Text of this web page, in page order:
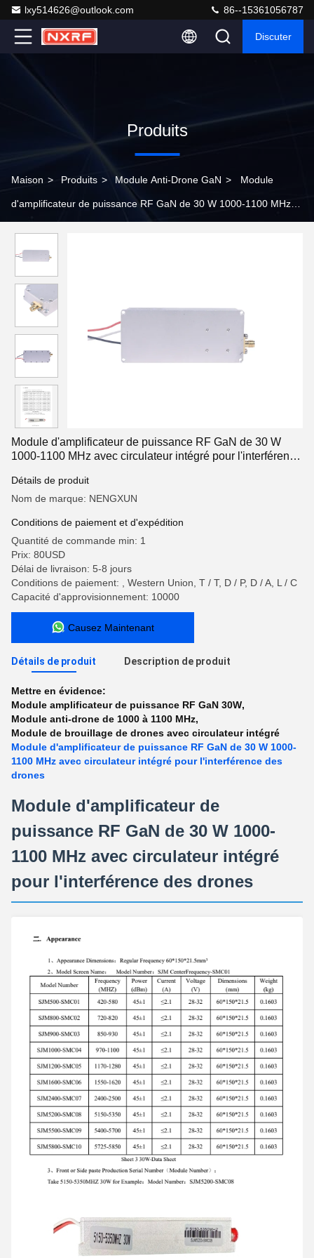
lxy514626@outlook.com 86--15361056787
Discuter
Produits
Maison > Produits > Module Anti-Drone GaN > Module
d'amplificateur de puissance RF GaN de 30 W 1000-1100 MHz
Module d'amplificateur de puissance RF GaN de 30 W
1000-1100 MHz avec circulateur intégré pour l'interférence
Détails de produit
Nom de marque: NENGXUN
Conditions de paiement et d'expédition
Quantité de commande min: 1
Prix: 80USD
Délai de livraison: 5-8 jours
Conditions de paiement: , Western Union, T / T, D / P, D / A, L / C
Capacité d'approvisionnement: 10000
Causez Maintenant
Détails de produit Description de produit
Mettre en évidence:
Module amplificateur de puissance RF GaN 30W,
Module anti-drone de 1000 à 1100 MHz,
Module de brouillage de drones avec circulateur intégré
Module d'amplificateur de puissance RF GaN de 30 W 1000-
1100 MHz avec circulateur intégré pour l'interférence des
drones
Module d'amplificateur de
puissance RF GaN de 30 W 1000-
1100 MHz avec circulateur intégré
pour l'interférence des drones